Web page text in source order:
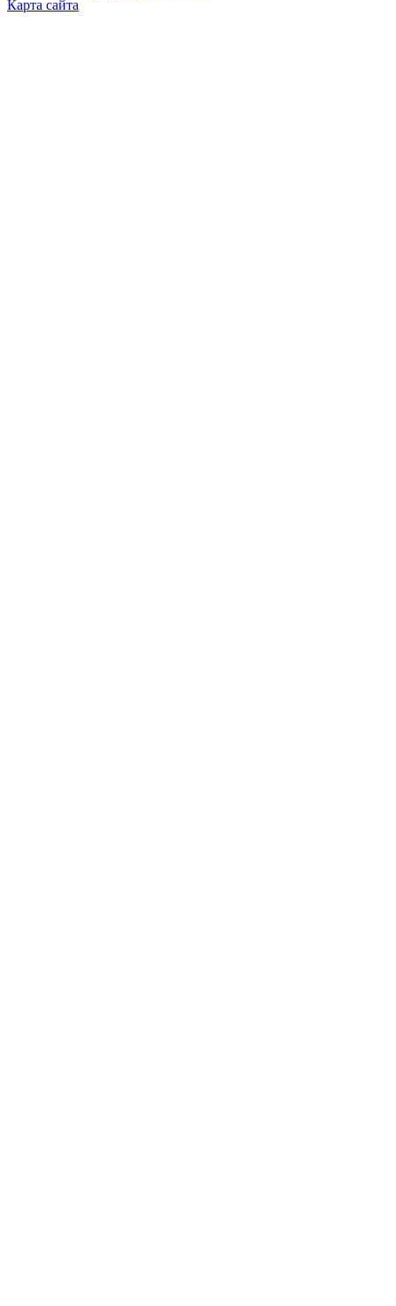
Карта сайта